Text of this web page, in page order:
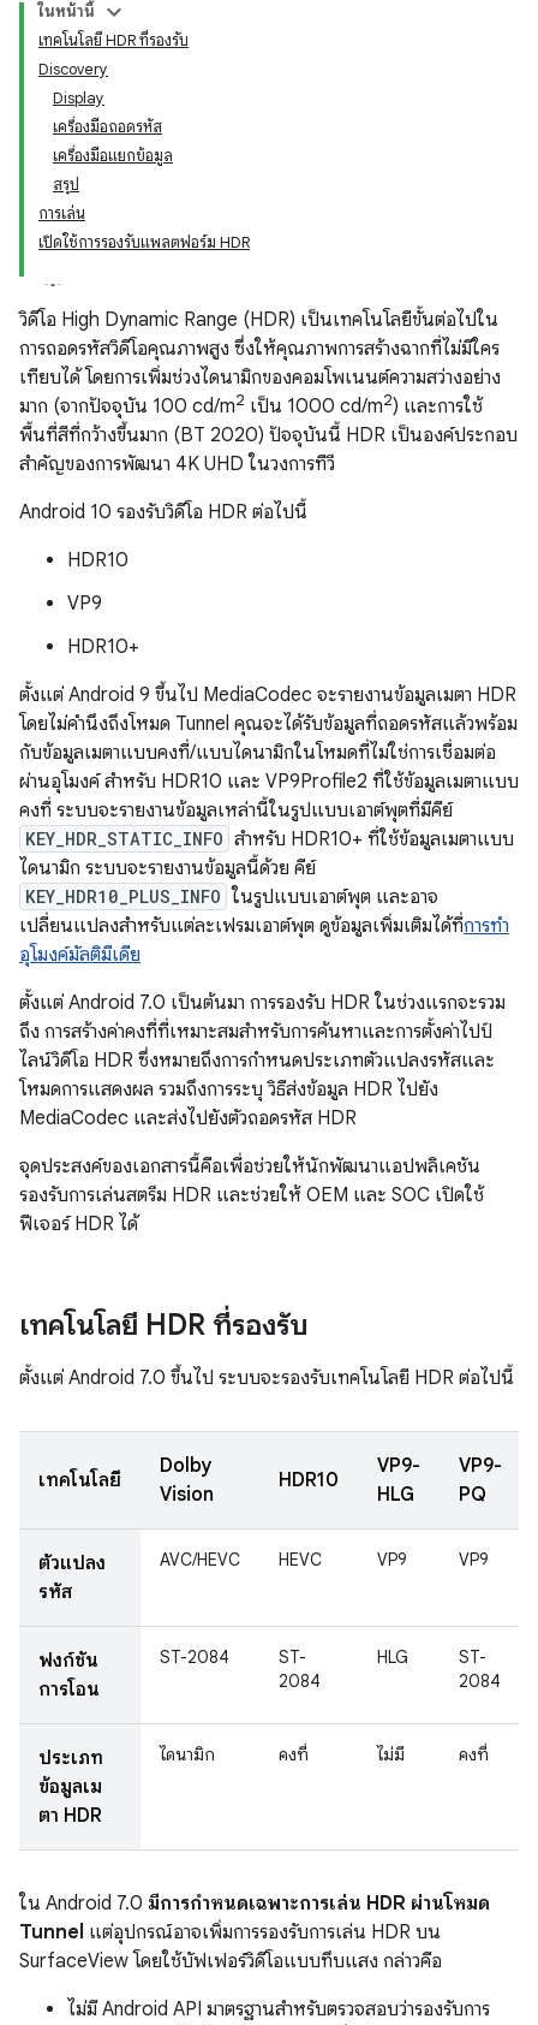
ในหน้านี้
เทคโนโลยี HDR ที่รองรับ
Discovery
Display
เครื่องมือถอดรหัส
เครื่องมือแยกข้อมูล
สรุป
การเล่น
เปิดใช้การรองรับแพลตฟอร์ม HDR
วิดีโอ High Dynamic Range (HDR) เป็นเทคโนโลยีขั้นต่อไปใน
การถอดรหัสวิดีโอคุณภาพสูง ซึ่งให้คุณภาพการสร้างฉากที่ไม่มีใคร
เทียบได้ โดยการเพิ่มช่วงไดนามิกของคอมโพเนนต์ความสว่างอย่าง
มาก (จากปัจจุบัน 100 cd/m2 เป็น 1000 cd/m2) และการใช้
พื้นที่สีที่กว้างขึ้นมาก (BT 2020) ปัจจุบันนี้ HDR เป็นองค์ประกอบ
สำคัญของการพัฒนา 4K UHD ในวงการทีวี
Android 10 รองรับวิดีโอ HDR ต่อไปนี้
HDR10
VP9
HDR10+
ตั้งแต่ Android 9 ขึ้นไป MediaCodec จะรายงานข้อมูลเมตา HDR
โดยไม่คำนึงถึงโหมด Tunnel คุณจะได้รับข้อมูลที่ถอดรหัสแล้วพร้อม
กับข้อมูลเมตาแบบคงที่/แบบไดนามิกในโหมดที่ไม่ใช่การเชื่อมต่อ
ผ่านอุโมงค์ สำหรับ HDR10 และ VP9Profile2 ที่ใช้ข้อมูลเมตาแบบ
คงที่ ระบบจะรายงานข้อมูลเหล่านี้ในรูปแบบเอาต์พุตที่มีคีย์
KEY_HDR_STATIC_INFO สำหรับ HDR10+ ที่ใช้ข้อมูลเมตาแบบ
ไดนามิก ระบบจะรายงานข้อมูลนี้ด้วย คีย์
KEY_HDR10_PLUS_INFO ในรูปแบบเอาต์พุต และอาจ
เปลี่ยนแปลงสำหรับแต่ละเฟรมเอาต์พุต ดูข้อมูลเพิ่มเติมได้ที่การทำ
อุโมงค์มัลติมีเดีย
ตั้งแต่ Android 7.0 เป็นต้นมา การรองรับ HDR ในช่วงแรกจะรวม
ถึง การสร้างค่าคงที่ที่เหมาะสมสำหรับการค้นหาและการตั้งค่าไปป์
ไลน์วิดีโอ HDR ซึ่งหมายถึงการกำหนดประเภทตัวแปลงรหัสและ
โหมดการแสดงผล รวมถึงการระบุ วิธีส่งข้อมูล HDR ไปยัง
MediaCodec และส่งไปยังตัวถอดรหัส HDR
จุดประสงค์ของเอกสารนี้คือเพื่อช่วยให้นักพัฒนาแอปพลิเคชัน
รองรับการเล่นสตรีม HDR และช่วยให้ OEM และ SOC เปิดใช้
ฟีเจอร์ HDR ได้
เทคโนโลยี HDR ที่รองรับ
ตั้งแต่ Android 7.0 ขึ้นไป ระบบจะรองรับเทคโนโลยี HDR ต่อไปนี้
เทคโนโลยี
Dolby
Vision
HDR10
VP9-
HLG
VP9-
PQ
ตัวแปลง
รหัส
AVC/HEVC HEVC VP9 VP9
ฟังก์ชัน
การโอน
ST-2084
ST-
2084
HLG
ST-
2084
ประเภท
ข้อมูลเม
ตา HDR
ไดนามิก คงที่ ไม่มี คงที่
ใน Android 7.0 มีการกำหนดเฉพาะการเล่น HDR ผ่านโหมด
Tunnel แต่อุปกรณ์อาจเพิ่มการรองรับการเล่น HDR บน
SurfaceView โดยใช้บัฟเฟอร์วิดีโอแบบทึบแสง กล่าวคือ
ไม่มี Android API มาตรฐานสำหรับตรวจสอบว่ารองรับการ